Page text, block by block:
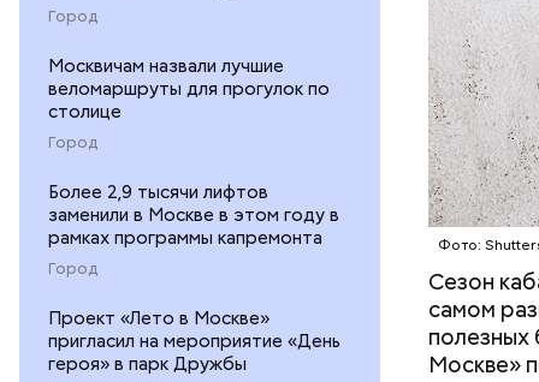
Город
Москвичам назвали лучшие
веломаршруты для прогулок по
столице
Город
Более 2,9 тысячи лифтов
заменили в Москве в этом году в
рамках программы капремонта
Город
Проект «Лето в Москве»
пригласил на мероприятие «День
героя» в парк Дружбы
Фото:
Сезон
самом
полезных
Москве»
кожи;
плода.
— В